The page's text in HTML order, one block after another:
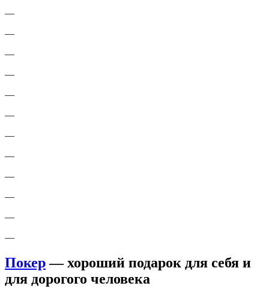
—
—
—
—
—
—
—
—
—
—
—
—
Покер— хороший подарок для себя и
для дорогого человека